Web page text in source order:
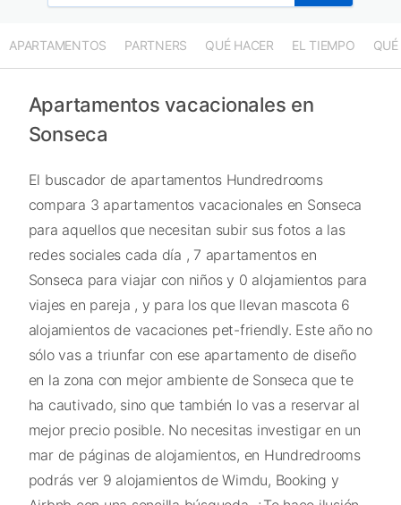
APARTAMENTOS PARTNERS QUÉ HACER EL TIEMPO QUÉ
Apartamentos vacacionales en
Sonseca
El buscador de apartamentos Hundredrooms
compara 3 apartamentos vacacionales en Sonseca
para aquellos que necesitan subir sus fotos a las
redes sociales cada día , 7 apartamentos en
Sonseca para viajar con niños y 0 alojamientos para
viajes en pareja , y para los que llevan mascota 6
alojamientos de vacaciones pet-friendly. Este año no
sólo vas a triunfar con ese apartamento de diseño
en la zona con mejor ambiente de Sonseca que te
ha cautivado, sino que también lo vas a reservar al
mejor precio posible. No necesitas investigar en un
mar de páginas de alojamientos, en Hundredrooms
podrás ver 9 alojamientos de Wimdu, Booking y